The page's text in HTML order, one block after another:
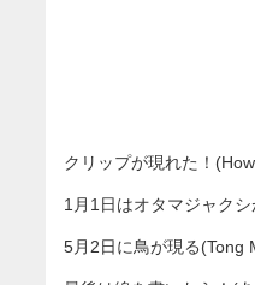
クリップが現れた！
1月1日はオタマジャク
5月2日に鳥が現る(Tong